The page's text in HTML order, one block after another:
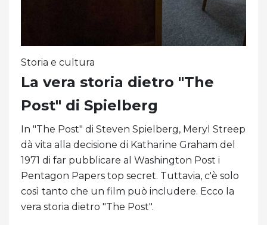
Storia e cultura
La vera storia dietro "The
Post" di Spielberg
In "The Post" di Steven Spielberg, Meryl Streep
dà vita alla decisione di Katharine Graham del
1971 di far pubblicare al Washington Post i
Pentagon Papers top secret. Tuttavia, c'è solo
così tanto che un film può includere. Ecco la
vera storia dietro "The Post".